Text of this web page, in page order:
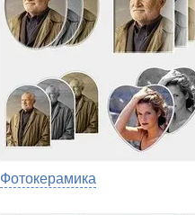
Фотокерамика